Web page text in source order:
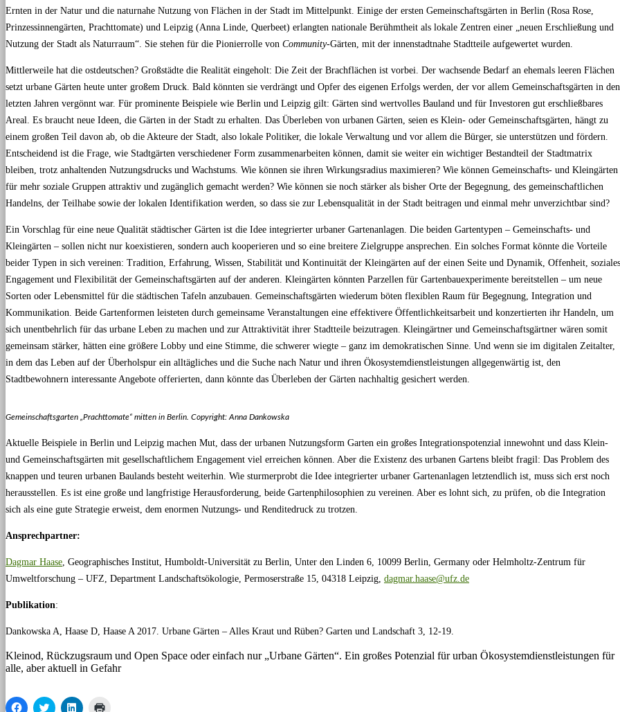
Ernten in der Natur und die naturnahe Nutzung von Flächen in der Stadt im Mittelpunkt. Einige der ersten Gemeinschaftsgärten in Berlin (Rosa Rose,
Prinzessinnengärten, Prachttomate) und Leipzig (Anna Linde, Querbeet) erlangten nationale Berühmtheit als lokale Zentren einer „neuen Erschließung und
Nutzung der Stadt als Naturraum“. Sie stehen für die Pionierrolle von Community-Gärten, mit der innenstadtnahe Stadtteile aufgewertet wurden.
Mittlerweile hat die ostdeutschen? Großstädte die Realität eingeholt: Die Zeit der Brachflächen ist vorbei. Der wachsende Bedarf an ehemals leeren Flächen
setzt urbane Gärten heute unter großem Druck. Bald könnten sie verdrängt und Opfer des eigenen Erfolgs werden, der vor allem Gemeinschaftsgärten in den
letzten Jahren vergönnt war. Für prominente Beispiele wie Berlin und Leipzig gilt: Gärten sind wertvolles Bauland und für Investoren gut erschließbares
Areal. Es braucht neue Ideen, die Gärten in der Stadt zu erhalten. Das Überleben von urbanen Gärten, seien es Klein- oder Gemeinschaftsgärten, hängt zu
einem großen Teil davon ab, ob die Akteure der Stadt, also lokale Politiker, die lokale Verwaltung und vor allem die Bürger, sie unterstützen und fördern.
Entscheidend ist die Frage, wie Stadtgärten verschiedener Form zusammenarbeiten können, damit sie weiter ein wichtiger Bestandteil der Stadtmatrix
bleiben, trotz anhaltenden Nutzungsdrucks und Wachstums. Wie können sie ihren Wirkungsradius maximieren? Wie können Gemeinschafts- und Kleingärten
für mehr soziale Gruppen attraktiv und zugänglich gemacht werden? Wie können sie noch stärker als bisher Orte der Begegnung, des gemeinschaftlichen
Handelns, der Teilhabe sowie der lokalen Identifikation werden, so dass sie zur Lebensqualität in der Stadt beitragen und einmal mehr unverzichtbar sind?
Ein Vorschlag für eine neue Qualität städtischer Gärten ist die Idee integrierter urbaner Gartenanlagen. Die beiden Gartentypen – Gemeinschafts- und
Kleingärten – sollen nicht nur koexistieren, sondern auch kooperieren und so eine breitere Zielgruppe ansprechen. Ein solches Format könnte die Vorteile
beider Typen in sich vereinen: Tradition, Erfahrung, Wissen, Stabilität und Kontinuität der Kleingärten auf der einen Seite und Dynamik, Offenheit, soziales
Engagement und Flexibilität der Gemeinschaftsgärten auf der anderen. Kleingärten könnten Parzellen für Gartenbauexperimente bereitstellen – um neue
Sorten oder Lebensmittel für die städtischen Tafeln anzubauen. Gemeinschaftsgärten wiederum böten flexiblen Raum für Begegnung, Integration und
Kommunikation. Beide Gartenformen leisteten durch gemeinsame Veranstaltungen eine effektivere Öffentlichkeitsarbeit und konzertierten ihr Handeln, um
sich unentbehrlich für das urbane Leben zu machen und zur Attraktivität ihrer Stadtteile beizutragen. Kleingärtner und Gemeinschaftsgärtner wären somit
gemeinsam stärker, hätten eine größere Lobby und eine Stimme, die schwerer wiegte – ganz im demokratischen Sinne. Und wenn sie im digitalen Zeitalter,
in dem das Leben auf der Überholspur ein alltägliches und die Suche nach Natur und ihren Ökosystemdienstleistungen allgegenwärtig ist, den
Stadtbewohnern interessante Angebote offerierten, dann könnte das Überleben der Gärten nachhaltig gesichert werden.
Gemeinschaftsgarten „Prachttomate“ mitten in Berlin. Copyright: Anna Dankowska
Aktuelle Beispiele in Berlin und Leipzig machen Mut, dass der urbanen Nutzungsform Garten ein großes Integrationspotenzial innewohnt und dass Klein-
und Gemeinschaftsgärten mit gesellschaftlichem Engagement viel erreichen können. Aber die Existenz des urbanen Gartens bleibt fragil: Das Problem des
knappen und teuren urbanen Baulands besteht weiterhin. Wie sturmerprobt die Idee integrierter urbaner Gartenanlagen letztendlich ist, muss sich erst noch
herausstellen. Es ist eine große und langfristige Herausforderung, beide Gartenphilosophien zu vereinen. Aber es lohnt sich, zu prüfen, ob die Integration
sich als eine gute Strategie erweist, dem enormen Nutzungs- und Renditedruck zu trotzen.
Ansprechpartner:
Dagmar Haase , Geographisches Institut, Humboldt-Universität zu Berlin, Unter den Linden 6, 10099 Berlin, Germany oder Helmholtz-Zentrum für
Umweltforschung – UFZ, Department Landschaftsökologie, Permoserstraße 15, 04318 Leipzig, dagmar.haase@ufz.de
Publikation:
Dankowska A, Haase D, Haase A 2017. Urbane Gärten – Alles Kraut und Rüben? Garten und Landschaft 3, 12-19.
Kleinod, Rückzugsraum und Open Space oder einfach nur „Urbane Gärten“. Ein großes Potenzial für urban Ökosystemdienstleistungen für
alle, aber aktuell in Gefahr
Klick, Klick, Klick,